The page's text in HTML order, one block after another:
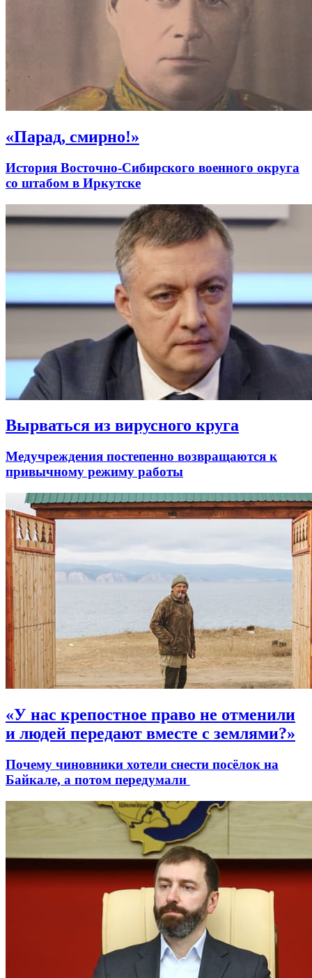
«Парад, смирно!»
История Восточно-Сибирского военного округа
со штабом в Иркутске
Вырваться из вирусного круга
Медучреждения постепенно возвращаются к
привычному режиму работы
«У нас крепостное право не отменили
и людей передают вместе с землями?»
Почему чиновники хотели снести посёлок на
Байкале, а потом передумали ​